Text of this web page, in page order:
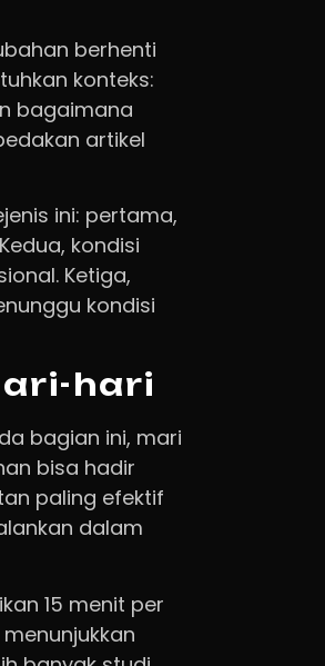
berhenti
konteks:
bagaimana
artikel
ini: pertama,
kondisi
Ketiga,
kondisi
hari
bagian ini, mari
bisa hadir
paling efektif
dalam
15 menit per